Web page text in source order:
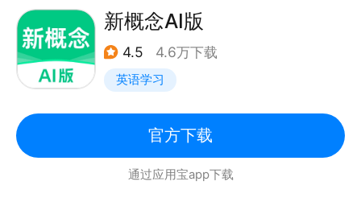
新概念AI版
4.5 4.6万下载
英语学习
官方下载
通过应用宝app下载